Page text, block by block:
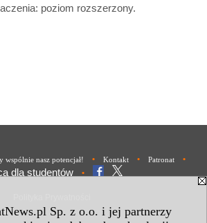
Sp. z o.o. i jej partnerzy
poziom rozszerzony.
wspólnie nasz potencjał! • Kontakt • Patronat •
dla studentów •